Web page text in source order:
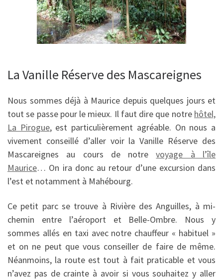
La Vanille Réserve des Mascareignes
Nous sommes déjà à Maurice depuis quelques jours et
tout se passe pour le mieux. Il faut dire que notre hôtel,
La Pirogue, est particulièrement agréable. On nous a
vivement conseillé d’aller voir la Vanille Réserve des
Mascareignes au cours de notrevoyage à l’île
Maurice… On ira donc au retour d’une excursion dans
l’est et notamment à Mahébourg.
Ce petit parc se trouve à Rivière des Anguilles, à mi-
chemin entre l’aéroport et Belle-Ombre. Nous y
sommes allés en taxi avec notre chauffeur « habituel »
et on ne peut que vous conseiller de faire de même.
Néanmoins, la route est tout à fait praticable et vous
n’avez pas de crainte à avoir si vous souhaitez y aller